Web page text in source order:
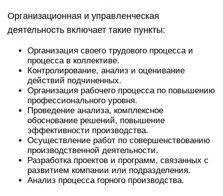
Организационная и управленческая
деятельность включает такие пункты:
Организация своего трудового процесса и
процесса в коллективе.
Контролирование, анализ и оценивание
действий подчиненных.
Организация рабочего процесса по повышению
профессионального уровня.
Проведение анализа, комплексное
обоснование решений, повышение
эффективности производства.
Осуществление работ по совершенствованию
производственной деятельности.
Разработка проектов и программ, связанных с
развитием компании или подразделения.
Анализ процесса горного производства.